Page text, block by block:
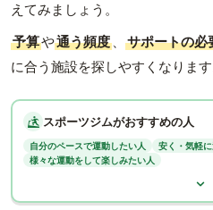
えてみましょう。
予算や通う頻度 、 サポートの必
に合う施設を探しやすくなります
スポーツジムがおすすめの人
自分のペースで運動したい人
安く・気軽
様々な運動をして楽しみたい人